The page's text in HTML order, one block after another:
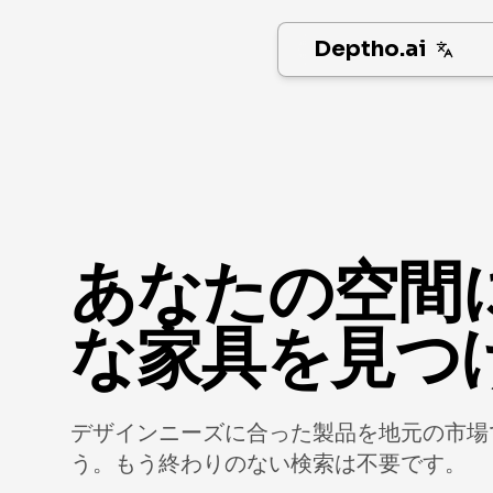
Deptho.ai
あなたの空間
な家具を見つ
デザインニーズに合った製品を地元の市
う。もう終わりのない検索は不要です。